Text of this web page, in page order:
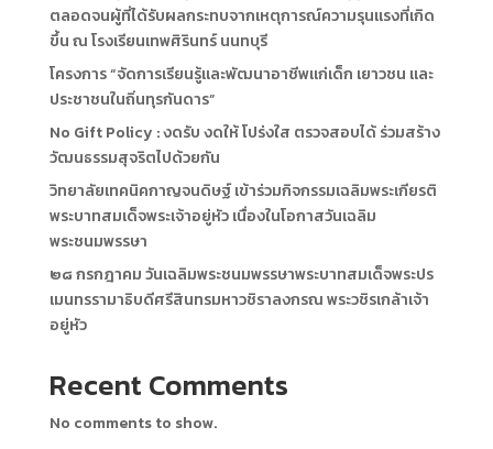
ตลอดจนผู้ที่ได้รับผลกระทบจากเหตุการณ์ความรุนแรงที่เกิด
ขึ้น ณ โรงเรียนเทพศิรินทร์ นนทบุรี
โครงการ “จัดการเรียนรู้และพัฒนาอาชีพแก่เด็ก เยาวชน และ
ประชาชนในถิ่นทุรกันดาร”
No Gift Policy : งดรับ งดให้ โปร่งใส ตรวจสอบได้ ร่วมสร้าง
วัฒนธรรมสุจริตไปด้วยกัน
วิทยาลัยเทคนิคกาญจนดิษฐ์ เข้าร่วมกิจกรรมเฉลิมพระเกียรติ
พระบาทสมเด็จพระเจ้าอยู่หัว เนื่องในโอกาสวันเฉลิม
พระชนมพรรษา
๒๘ กรกฎาคม วันเฉลิมพระชนมพรรษาพระบาทสมเด็จพระปร
เมนทรรามาธิบดีศรีสินทรมหาวชิราลงกรณ พระวชิรเกล้าเจ้า
อยู่หัว
Recent Comments
No comments to show.